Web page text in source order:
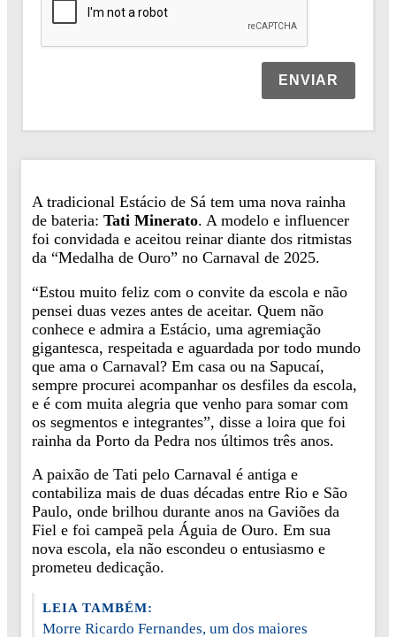
ENVIAR
A tradicional Estácio de Sá tem uma nova rainha
de bateria: Tati Minerato. A modelo e influencer
foi convidada e aceitou reinar diante dos ritmistas
da “Medalha de Ouro” no Carnaval de 2025.
“Estou muito feliz com o convite da escola e não
pensei duas vezes antes de aceitar. Quem não
conhece e admira a Estácio, uma agremiação
gigantesca, respeitada e aguardada por todo mundo
que ama o Carnaval? Em casa ou na Sapucaí,
sempre procurei acompanhar os desfiles da escola,
e é com muita alegria que venho para somar com
os segmentos e integrantes”, disse a loira que foi
rainha da Porto da Pedra nos últimos três anos.
A paixão de Tati pelo Carnaval é antiga e
contabiliza mais de duas décadas entre Rio e São
Paulo, onde brilhou durante anos na Gaviões da
Fiel e foi campeã pela Águia de Ouro. Em sua
nova escola, ela não escondeu o entusiasmo e
prometeu dedicação.
LEIA TAMBÉM:
Morre Ricardo Fernandes, um dos maiores